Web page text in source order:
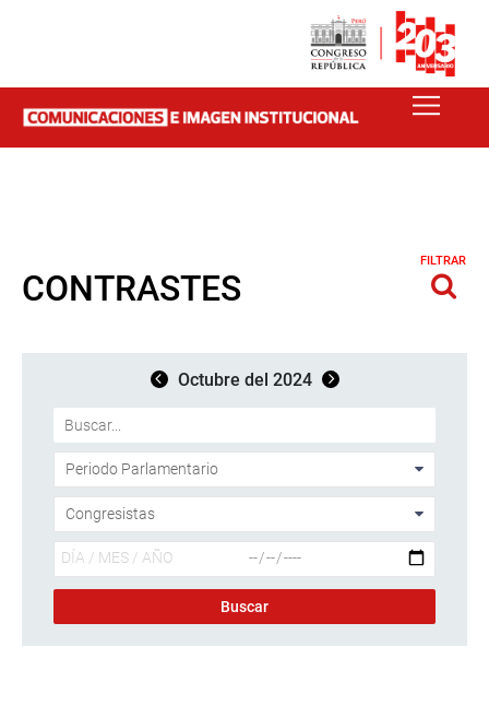
CONTRASTES
FILTRAR
Octubre del 2024